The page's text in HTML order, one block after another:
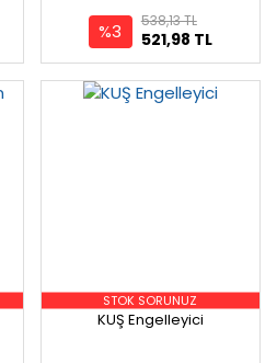
%3 521,98 TL
538,13 TL
STOK SORUNUZ
KUŞ Engelleyici